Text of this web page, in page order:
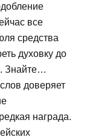
все
средства
духовку до
Знайте…
доверяет
награда.